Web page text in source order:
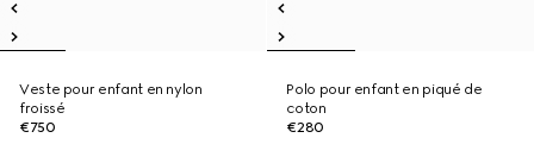
Veste pour enfant en nylon
froissé
€750
Polo pour enfant en piqué de
coton
€280